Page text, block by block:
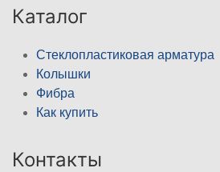
Каталог
Стеклопластиковая арматура
Колышки
Фибра
Как купить
Контакты